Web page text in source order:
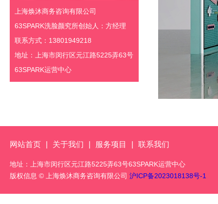
上海焕沐商务咨询有限公司
63SPARK洗脸颜究所创始人：方经理
联系方式：13801949218
地址：上海市闵行区元江路5225弄63号
63SPARK运营中心
网站首页 关于我们 服务项目 联系我们
地址：上海市闵行区元江路5225弄63号63SPARK运营中心
版权信息 © 上海焕沐商务咨询有限公司 沪ICP备2023018138号-1